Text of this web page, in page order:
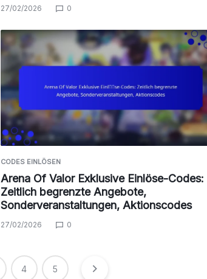
27/02/2026 0
CODES EINLÖSEN
Arena Of Valor Exklusive Einlöse-Codes:
Zeitlich begrenzte Angebote,
Sonderveranstaltungen, Aktionscodes
27/02/2026 0
4 5